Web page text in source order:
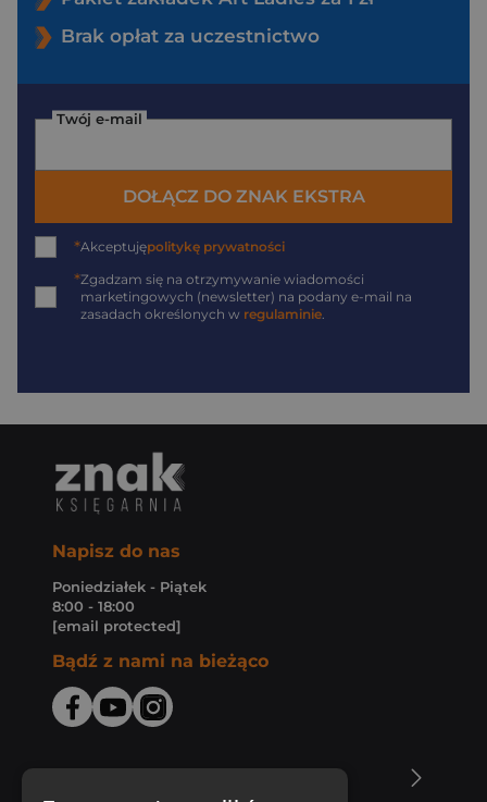
Brak opłat za uczestnictwo
Twój e-mail
DOŁĄCZ DO ZNAK EKSTRA
*Akceptujępolitykę prywatności
*Zgadzam się na otrzymywanie wiadomości
marketingowych (newsletter) na podany e-mail na
zasadach określonych w regulaminie.
Napisz do nas
Poniedziałek - Piątek
8:00 - 18:00
[email protected]
Bądź z nami na bieżąco